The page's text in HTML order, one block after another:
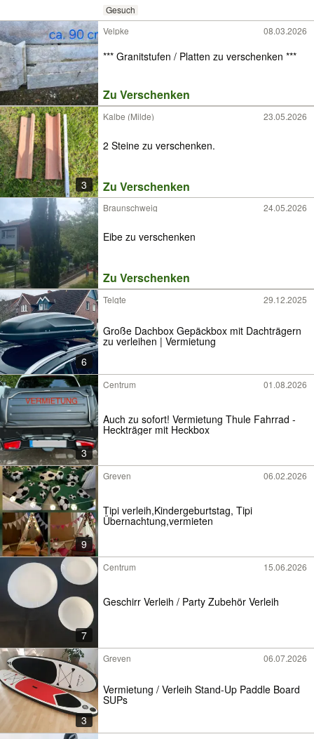
Gesuch
Velpke
08.03.2026
*** Granitstufen / Platten zu verschenken ***
Zu Verschenken
3
Kalbe (Milde) 23.05.2026
2 Steine zu verschenken.
Zu Verschenken
Braunschweig 24.05.2026
Eibe zu verschenken
Zu Verschenken
6
Telgte 29.12.2025
Große Dachbox Gepäckbox mit Dachträgern
zu verleihen | Vermietung
3
Centrum 01.08.2026
Auch zu sofort! Vermietung Thule Fahrrad -
Heckträger mit Heckbox
9
Greven 06.02.2026
Tipi verleih,Kindergeburtstag, Tipi
Übernachtung,vermieten
7
Centrum 15.06.2026
Geschirr Verleih / Party Zubehör Verleih
3
Greven 06.07.2026
Vermietung / Verleih Stand-Up Paddle Board
SUPs